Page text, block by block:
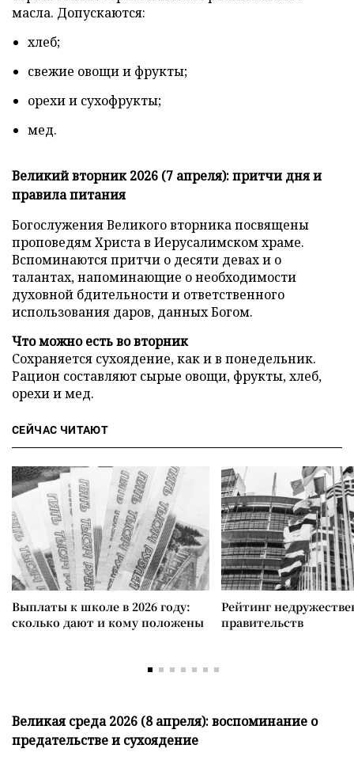
масла. Допускаются:
хлеб;
свежие овощи и фрукты;
орехи и сухофрукты;
мед.
Великий вторник 2026 (7 апреля): притчи дня и
правила питания
Богослужения Великого вторника посвящены
проповедям Христа в Иерусалимском храме.
Вспоминаются притчи о десяти девах и о
талантах, напоминающие о необходимости
духовной бдительности и ответственного
использования даров, данных Богом.
Что можно есть во вторник
Сохраняется сухоядение, как и в понедельник.
Рацион составляют сырые овощи, фрукты, хлеб,
орехи и мед.
СЕЙЧАС ЧИТАЮТ
Выплаты к школе в 2026 году:
сколько дают и кому положены
Рейтинг
правительств
Великая среда 2026 (8 апреля): воспоминание о
предательстве и сухоядение